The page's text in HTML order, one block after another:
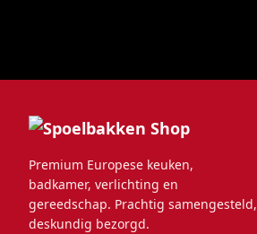
Premium Europese keuken,
badkamer, verlichting en
gereedschap. Prachtig samengesteld,
deskundig bezorgd.